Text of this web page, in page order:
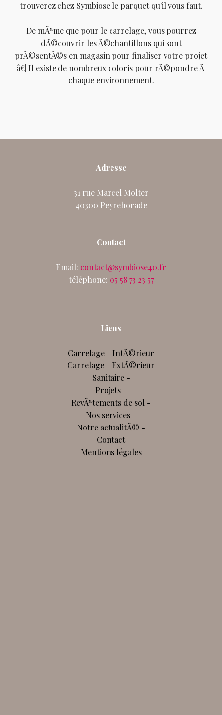
trouverez chez Symbiose le parquet qu'il vous faut.
De mÃªme que pour le carrelage, vous pourrez
dÃ©couvrir les Ã©chantillons qui sont
prÃ©sentÃ©s en magasin pour finaliser votre projet
â€¦ Il existe de nombreux coloris pour rÃ©pondre Ã
chaque environnement.
Adresse
31 rue Marcel Molter
40300 Peyrehorade
Contact
Email: contact@symbiose40.fr
téléphone: 05 58 73 23 57
Liens
Carrelage - IntÃ©rieur
Carrelage - ExtÃ©rieur
Sanitaire -
Projets -
RevÃªtements de sol -
Nos services -
Notre actualitÃ© -
Contact
Mentions légales